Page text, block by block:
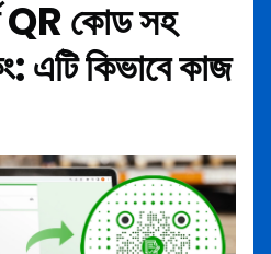
কোড সহ
এটি কিভাবে কাজ